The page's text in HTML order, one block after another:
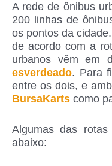
A rede de ônibus
200 linhas de
os pontos da
de acordo com a
urbanos vêm em
esverdeado. Para
entre os dois, e
BursaKarts como
Algumas das
abaixo: